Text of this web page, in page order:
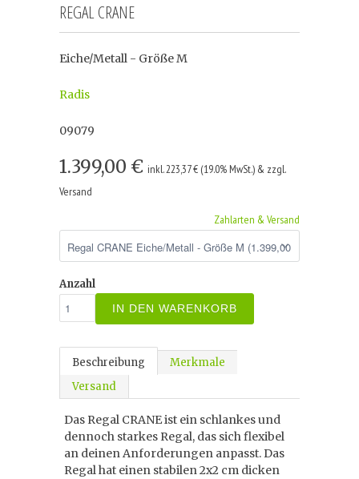
REGAL CRANE
Eiche/Metall - Größe M
Radis
09079
1.399,00 € inkl. 223,37 € (19.0% MwSt.) & zzgl.
Versand
Zahlarten & Versand
Anzahl
IN DEN WARENKORB
Beschreibung
Merkmale
Versand
Das Regal CRANE ist ein schlankes und
dennoch starkes Regal, das sich flexibel
an deinen Anforderungen anpasst. Das
Regal hat einen stabilen 2x2 cm dicken